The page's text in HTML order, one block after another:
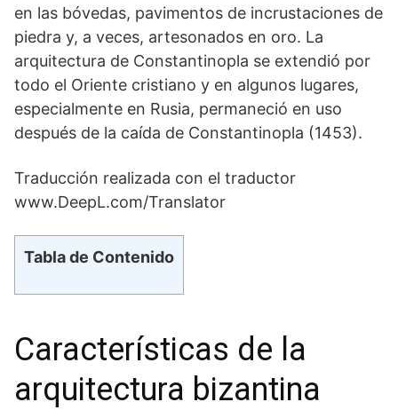
en las bóvedas, pavimentos de incrustaciones de
piedra y, a veces, artesonados en oro. La
arquitectura de Constantinopla se extendió por
todo el Oriente cristiano y en algunos lugares,
especialmente en Rusia, permaneció en uso
después de la caída de Constantinopla (1453).
Traducción realizada con el traductor
www.DeepL.com/Translator
Tabla de Contenido
Características de la
arquitectura bizantina